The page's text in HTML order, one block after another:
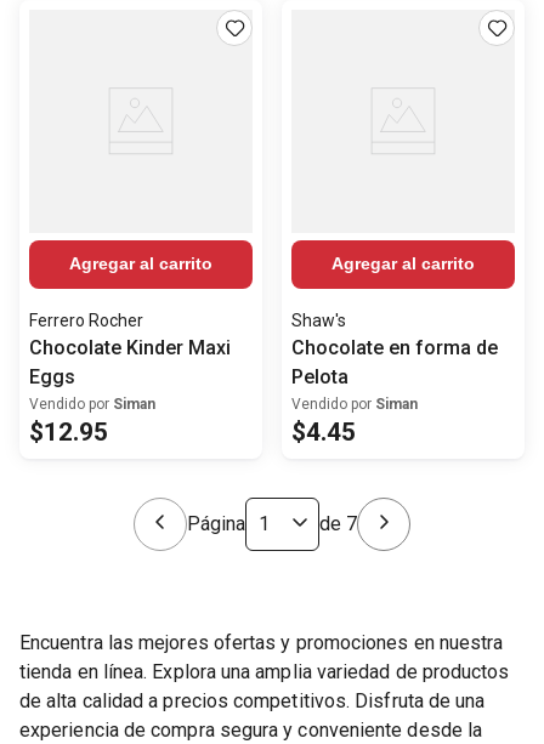
Agregar al carrito
Ferrero Rocher
Chocolate Kinder Maxi
Eggs
Vendido por Siman
$12.95
Agregar al carrito
Shaw's
Chocolate en forma de
Pelota
Vendido por Siman
$4.45
Página de 7
Encuentra las mejores ofertas y promociones en nuestra
tienda en línea. Explora una amplia variedad de productos
de alta calidad a precios competitivos. Disfruta de una
experiencia de compra segura y conveniente desde la